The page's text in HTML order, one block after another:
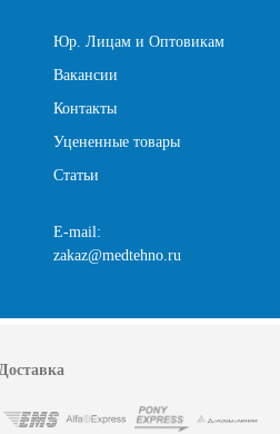
Юр. Лицам и Оптовикам
Вакансии
Контакты
Уцененные товары
Статьи
E-mail:
zakaz@medtehno.ru
Доставка